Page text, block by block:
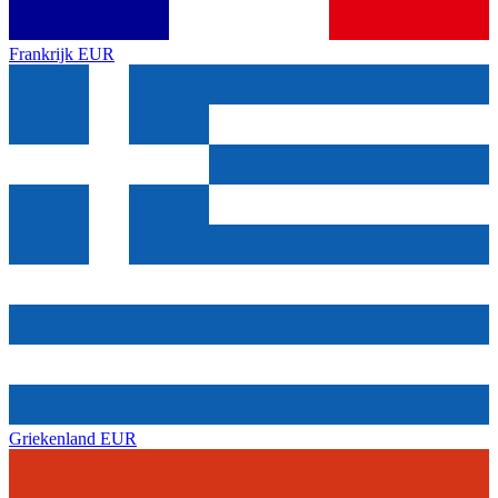
Frankrijk EUR
Griekenland EUR